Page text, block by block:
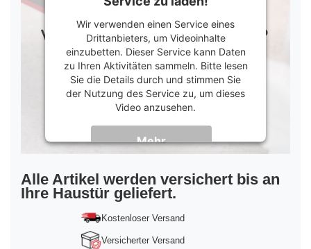
Wir verwenden einen Service eines
Drittanbieters, um Videoinhalte
einzubetten. Dieser Service kann Daten
zu Ihren Aktivitäten sammeln. Bitte lesen
Sie die Details durch und stimmen Sie
der Nutzung des Service zu, um dieses
Video anzusehen.
Mehr
Informationen
Akzeptieren
powered byUsercentrics Consent
Management Platform&Trusted Shops
Alle Artikel werden versichert bis an
Ihre Haustür geliefert.
Kostenloser Versand
Versicherter Versand